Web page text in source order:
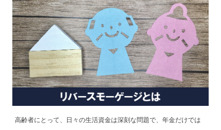
高齢者にとって、日々の生活資金は深刻な問題で、年金だけでは